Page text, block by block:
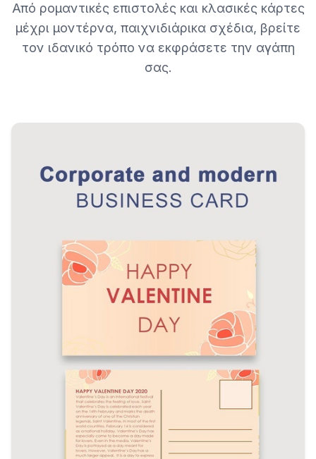
Από ρομαντικές επιστολές και κλασικές κάρτες
μέχρι μοντέρνα, παιχνιδιάρικα σχέδια, βρείτε
τον ιδανικό τρόπο να εκφράσετε την αγάπη
σας.